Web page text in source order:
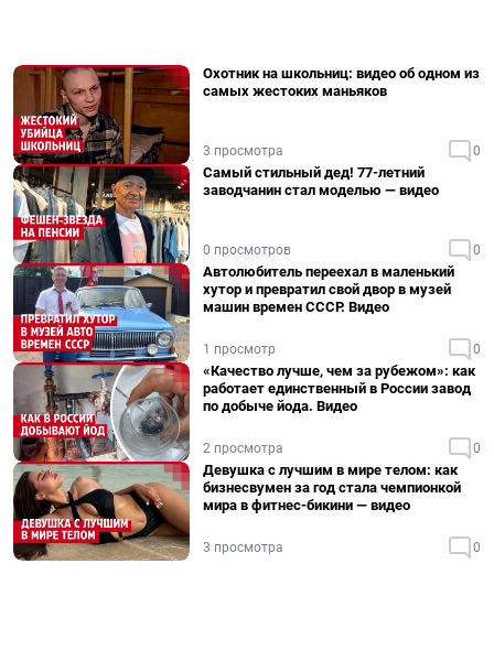
Охотник на школьниц: видео об одном из
самых жестоких маньяков
3 просмотра 0
Самый стильный дед! 77-летний
заводчанин стал моделью — видео
0 просмотров 0
Автолюбитель переехал в маленький
хутор и превратил свой двор в музей
машин времен СССР. Видео
1 просмотр 0
«Качество лучше, чем за рубежом»: как
работает единственный в России завод
по добыче йода. Видео
2 просмотра 0
Девушка с лучшим в мире телом: как
бизнесвумен за год стала чемпионкой
мира в фитнес-бикини — видео
3 просмотра 0